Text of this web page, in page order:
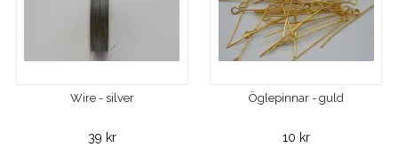
Wire - silver
39 kr
Öglepinnar - guld
10 kr